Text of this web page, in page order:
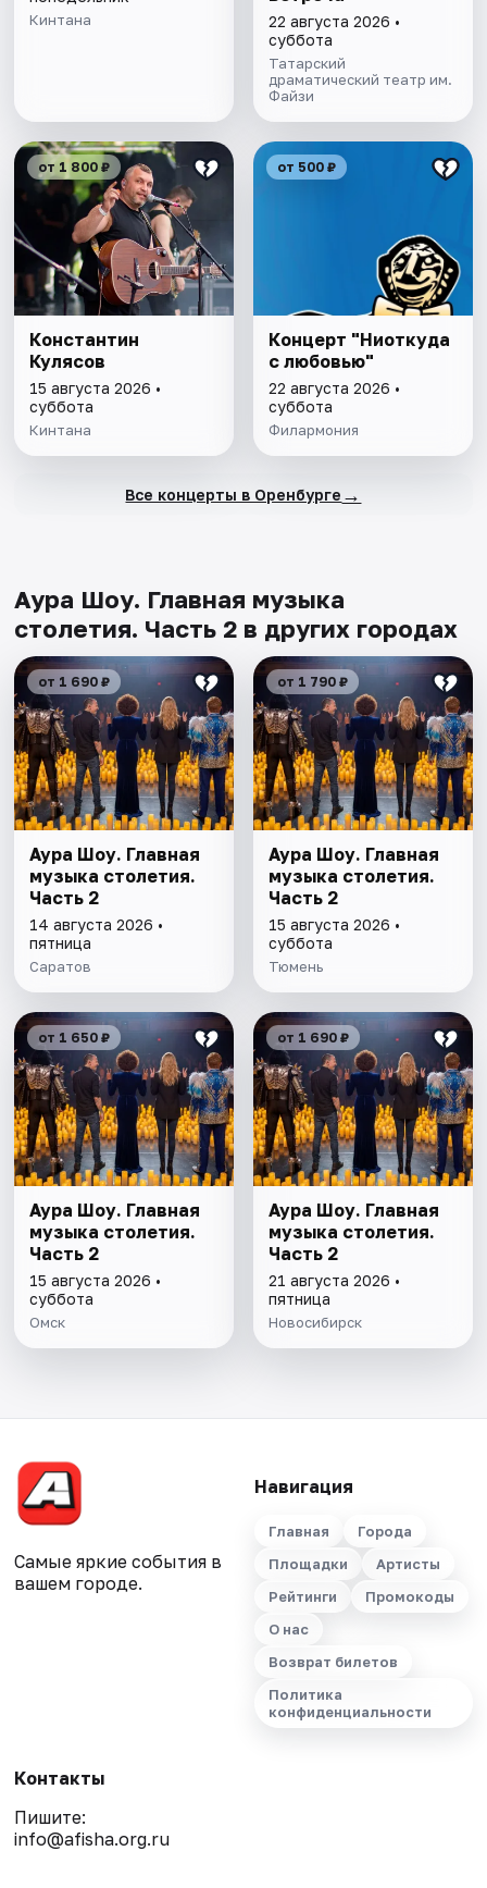
Кинтана
22 августа 2026 •
суббота
Татарский
драматический театр им.
Файзи
от 1 800 ₽
Константин
Кулясов
15 августа 2026 •
суббота
Кинтана
от 500 ₽
Концерт "Ниоткуда
с любовью"
22 августа 2026 •
суббота
Филармония
Все концерты в Оренбурге →
Аура Шоу. Главная музыка
столетия. Часть 2 в других городах
от 1 690 ₽
Аура Шоу. Главная
музыка столетия.
Часть 2
14 августа 2026 •
пятница
Саратов
от 1 790 ₽
Аура Шоу. Главная
музыка столетия.
Часть 2
15 августа 2026 •
суббота
Тюмень
от 1 650 ₽
Аура Шоу. Главная
музыка столетия.
Часть 2
15 августа 2026 •
суббота
Омск
от 1 690 ₽
Аура Шоу. Главная
музыка столетия.
Часть 2
21 августа 2026 •
пятница
Новосибирск
Самые яркие события в
вашем городе.
Навигация
Главная
Города
Площадки
Артисты
Рейтинги
Промокоды
О нас
Возврат билетов
Политика
конфиденциальности
Контакты
Пишите:
info@afisha.org.ru